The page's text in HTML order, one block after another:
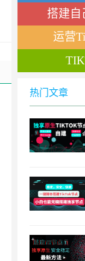
搭建自
运营
热门文章